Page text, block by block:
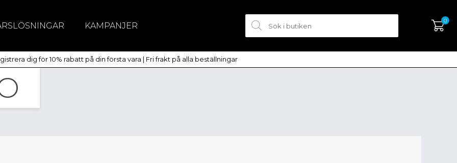
KAMPANJER
0
dig för 10% rabatt på din första vara | Fri frakt på alla beställningar